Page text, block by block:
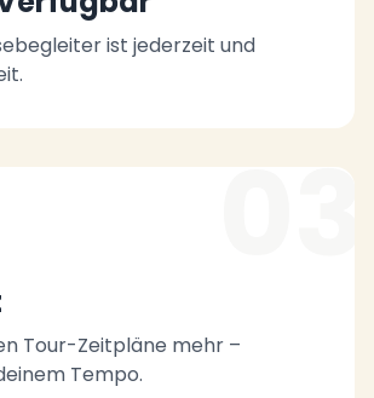
ist jederzeit und
Tour-Zeitpläne mehr –
Tempo.